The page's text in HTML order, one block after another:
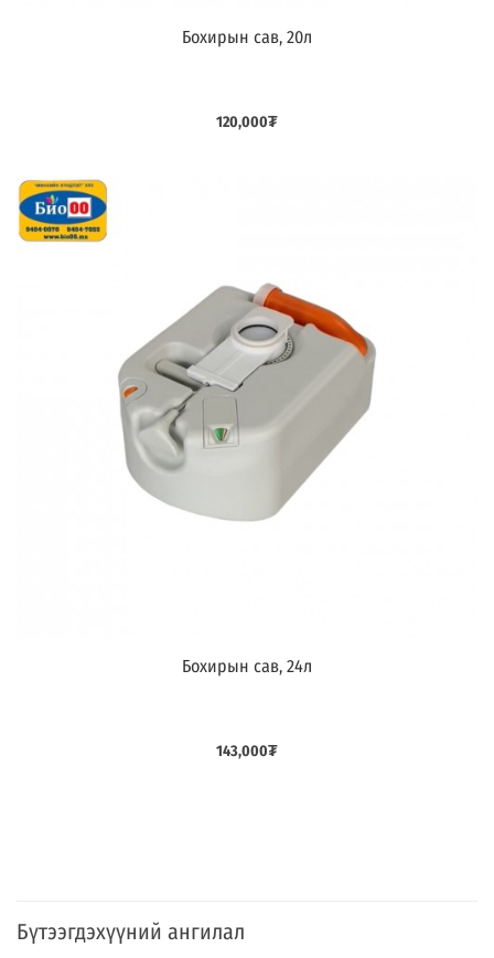
Бохирын сав, 20л
120,000₮
Бохирын сав, 24л
143,000₮
Бүтээгдэхүүний ангилал